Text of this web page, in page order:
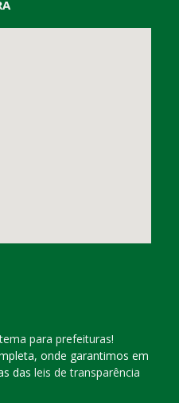
para prefeituras!
onde garantimos em
das leis de transparência